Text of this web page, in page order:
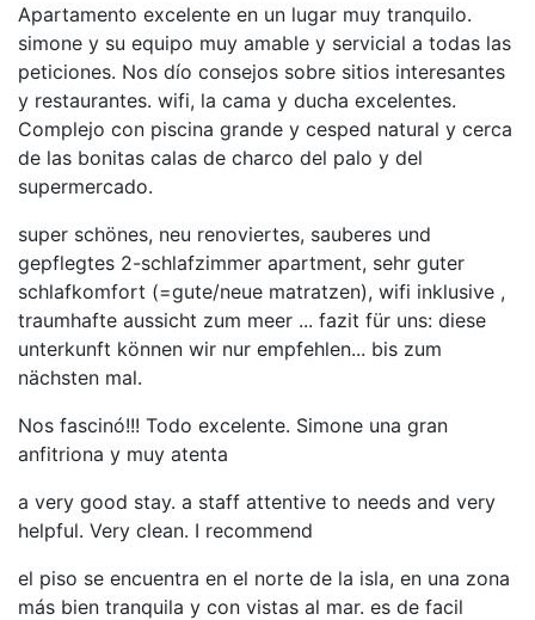
Apartamento excelente en un lugar muy tranquilo.
simone y su equipo muy amable y servicial a todas las
peticiones. Nos dío consejos sobre sitios interesantes
y restaurantes. wifi, la cama y ducha excelentes.
Complejo con piscina grande y cesped natural y cerca
de las bonitas calas de charco del palo y del
supermercado.
super schönes, neu renoviertes, sauberes und
gepflegtes 2-schlafzimmer apartment, sehr guter
schlafkomfort (=gute/neue matratzen), wifi inklusive ,
traumhafte aussicht zum meer ... fazit für uns: diese
unterkunft können wir nur empfehlen... bis zum
nächsten mal.
Nos fascinó!!! Todo excelente. Simone una gran
anfitriona y muy atenta
a very good stay. a staff attentive to needs and very
helpful. Very clean. I recommend
el piso se encuentra en el norte de la isla, en una zona
más bien tranquila y con vistas al mar. es de facil